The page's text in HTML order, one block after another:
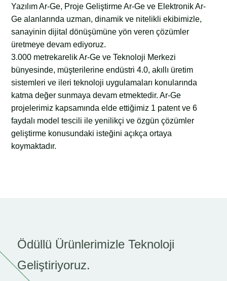
Yazılım Ar-Ge, Proje Geliştirme Ar-Ge ve Elektronik Ar-
Ge alanlarında uzman, dinamik ve nitelikli ekibimizle,
sanayinin dijital dönüşümüne yön veren çözümler
üretmeye devam ediyoruz.
3.000 metrekarelik Ar-Ge ve Teknoloji Merkezi
bünyesinde, müşterilerine endüstri 4.0, akıllı üretim
sistemleri ve ileri teknoloji uygulamaları konularında
katma değer sunmaya devam etmektedir. Ar-Ge
projelerimiz kapsamında elde ettiğimiz 1 patent ve 6
faydalı model tescili ile yenilikçi ve özgün çözümler
geliştirme konusundaki isteğini açıkça ortaya
koymaktadır.
Ödüllü Ürünlerimizle Teknoloji
Geliştiriyoruz.